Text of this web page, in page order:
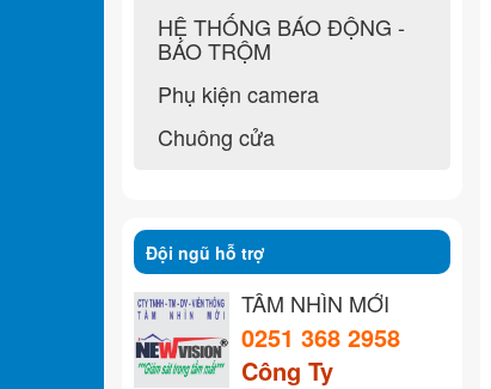
HỆ THỐNG BÁO ĐỘNG -
BÁO TRỘM
Phụ kiện camera
Chuông cửa
Đội ngũ hỗ trợ
TẦM NHÌN MỚI
0251 368 2958
Công Ty